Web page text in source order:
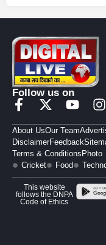
Follow us on
About UsOur Team
DisclaimerFeedback
Terms & Conditions Photo
Cricket
Food
This website
follows the DNPA
Code of Ethics